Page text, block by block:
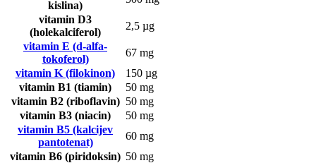
kislina)
vitamin D3
(holekalciferol)
2,5 µg
vitamin E (d-alfa-
tokoferol)
67 mg
vitamin K (filokinon)
150 µg
vitamin B1 (tiamin)
50 mg
vitamin B2 (riboflavin) 50 mg
vitamin B3 (niacin)
50 mg
vitamin B5 (kalcijev
pantotenat)
60 mg
vitamin B6 (piridoksin) 50 mg